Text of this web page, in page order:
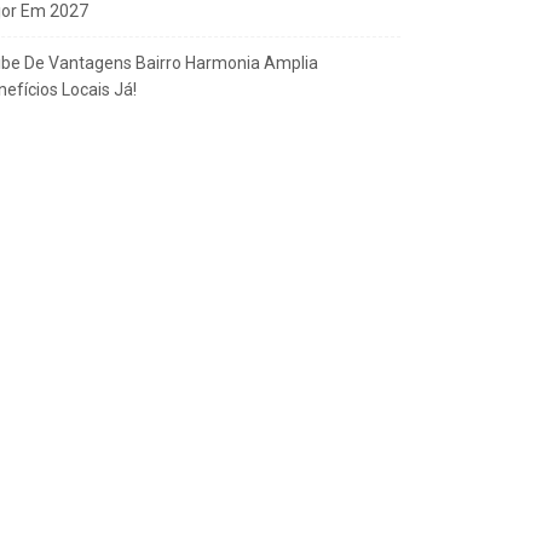
Em 2027
De Vantagens Bairro Harmonia Amplia
Locais Já!